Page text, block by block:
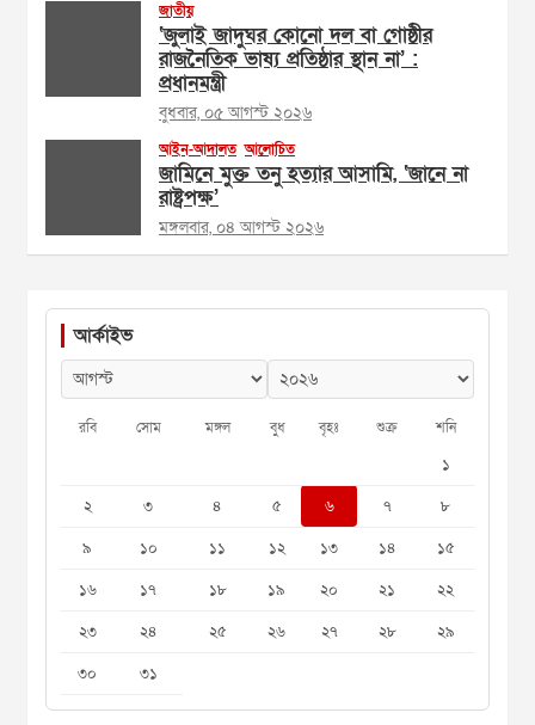
জাতীয়
‘জুলাই জাদুঘর কোনো দল বা গোষ্ঠীর
রাজনৈতিক ভাষ্য প্রতিষ্ঠার স্থান না’ :
প্রধানমন্ত্রী
বুধবার, ০৫ আগস্ট ২০২৬
আইন-আদালত আলোচিত
জামিনে মুক্ত তনু হত্যার আসামি, ‘জানে না
রাষ্ট্রপক্ষ’
মঙ্গলবার, ০৪ আগস্ট ২০২৬
আর্কাইভ
রবি সোম মঙ্গল বুধ বৃহঃ শুক্র শনি
১
২
৩ ৪ ৫ ৬ ৭
৮
৯
১০ ১১ ১২ ১৩ ১৪
১৫
১৬
১৭ ১৮ ১৯ ২০ ২১
২২
২৩
২৪ ২৫ ২৬ ২৭ ২৮
২৯
৩০
৩১